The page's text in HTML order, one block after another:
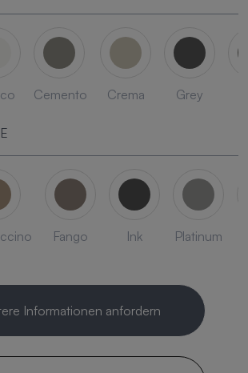
Cemento Crema Grey
Fango Ink Platinum
Informationen anfordern